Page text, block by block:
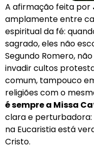
A afirmação feita por
amplamente entre
espiritual da fé:
sagrado, eles não
Segundo Romero,
invadir cultos
comum, tampouco
religiões com o
é sempre a Missa
clara e perturbadora:
na Eucaristia está
Cristo.